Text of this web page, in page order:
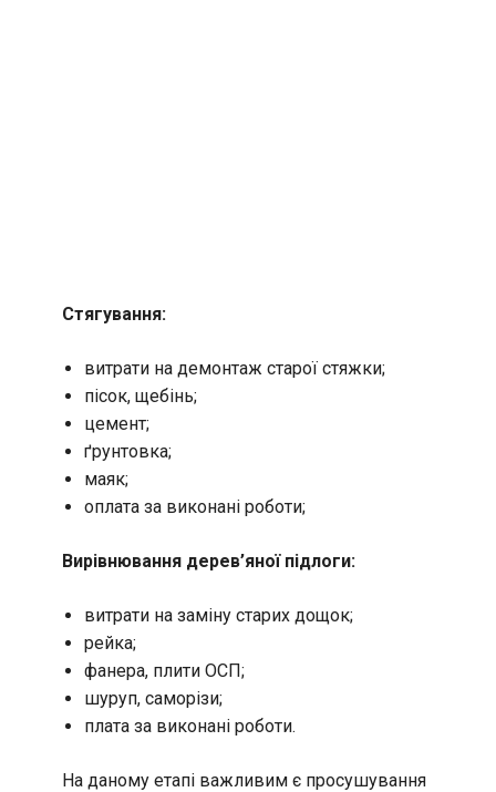
Стягування:
витрати на демонтаж старої стяжки;
пісок, щебінь;
цемент;
ґрунтовка;
маяк;
оплата за виконані роботи;
Вирівнювання дерев’яної підлоги:
витрати на заміну старих дощок;
рейка;
фанера, плити ОСП;
шуруп, саморізи;
плата за виконані роботи.
На даному етапі важливим є просушування